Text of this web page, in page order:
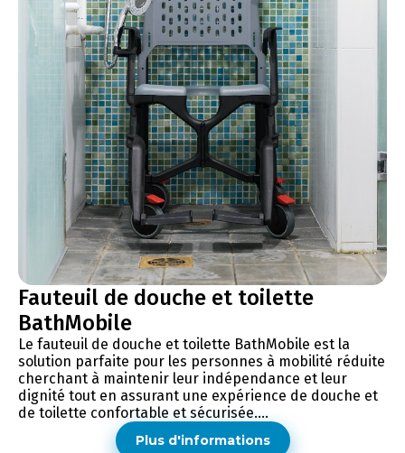
Fauteuil de douche et toilette
BathMobile
Le fauteuil de douche et toilette BathMobile est la
solution parfaite pour les personnes à mobilité réduite
cherchant à maintenir leur indépendance et leur
dignité tout en assurant une expérience de douche et
de toilette confortable et sécurisée....
Plus d'informations